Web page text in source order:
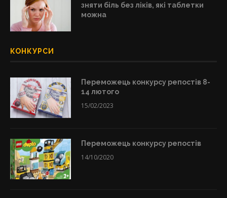
зняти біль без ліків, які таблетки
можна
КОНКУРСИ
Переможець конкурсу репостів 8-
14 лютого
15/02/2023
Переможець конкурсу репостів
14/10/2020